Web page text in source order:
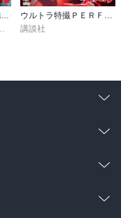
講談社